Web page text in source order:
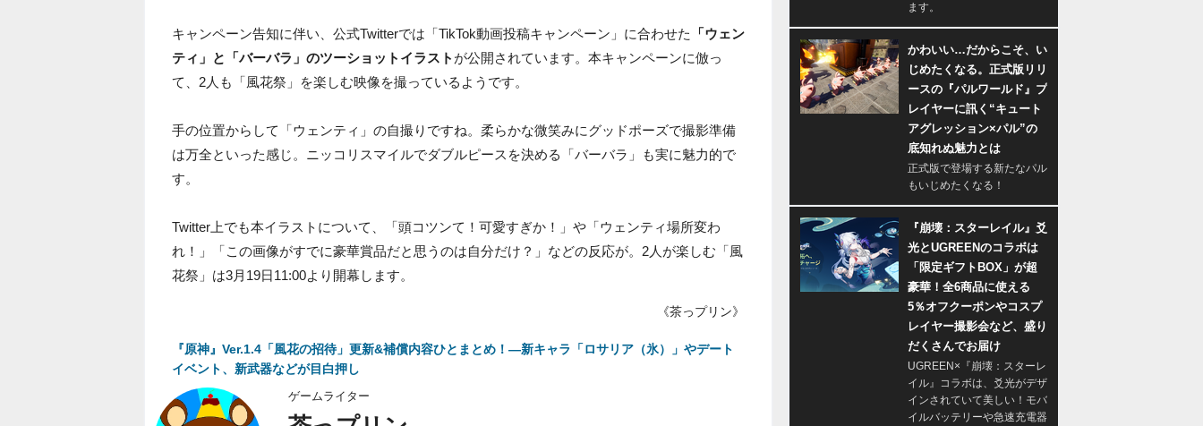
キャンペーン告知に伴い、公式Twitterでは「TikTok動画投稿キャンペーン」に合わせた
「ウェン
ティ」と「バーバラ」のツーショットイラスト が公開されています。本キャンペーンに倣っ
て、2人も「風花祭」を楽しむ映像を撮っているようです。
手の位置からして「ウェンティ」の自撮りですね。柔らかな微笑みにグッドポーズで撮影準備
は万全といった感じ。ニッコリスマイルでダブルピースを決める「バーバラ」も実に魅力的で
す。
Twitter上でも本イラストについて、「頭コツンて！可愛すぎか！」や「ウェンティ場所変わ
れ！」「この画像がすでに豪華賞品だと思うのは自分だけ？」などの反応が。2人が楽しむ「風
花祭」は3月19日11:00より開幕します。
《茶っプリン》
『原神』Ver.1.4「風花の招待」更新&補償内容ひとまとめ！―新キャラ「ロサリア（氷）」やデート
イベント、新武器などが目白押し
ゲームライター
ます。
かわいい…だからこそ、い
じめたくなる。正式版リリ
ースの『パルワールド』プ
レイヤーに訊く“キュート
アグレッション×パル”の
底知れぬ魅力とは
正式版で登場する新たなパル
もいじめたくなる！
『崩壊：スターレイル』爻
光とUGREENのコラボは
「限定ギフトBOX」が超
豪華！全6商品に使える
5％オフクーポンやコスプ
レイヤー撮影会など、盛り
だくさんでお届け
UGREEN×『崩壊：スターレ
イル』コラボは、爻光がデザ
インされていて美しい！モバ
イルバッテリーや急速充電器